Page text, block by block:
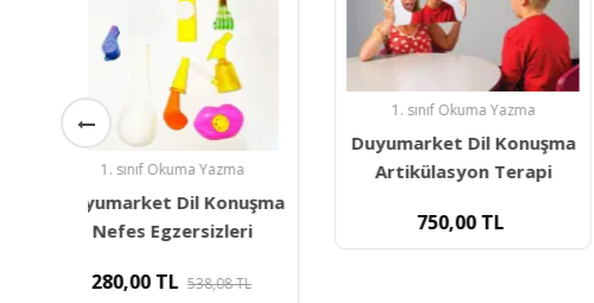
1. sınıf Okuma Yazma
Duyumarket Dil Konuşma
Artikülasyon Terapi
750,00TL
Duyumarket Ses
300,00TL